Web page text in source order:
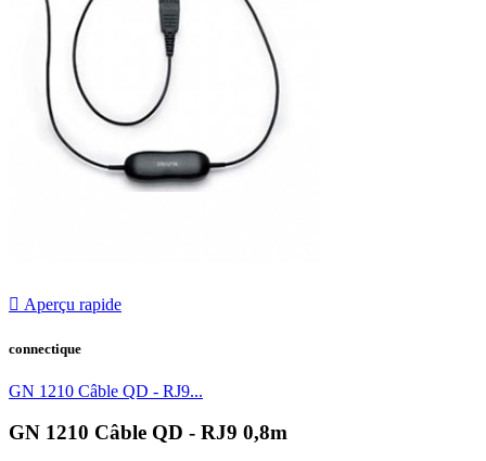
 Aperçu rapide
connectique
GN 1210 Câble QD - RJ9...
GN 1210 Câble QD - RJ9 0,8m